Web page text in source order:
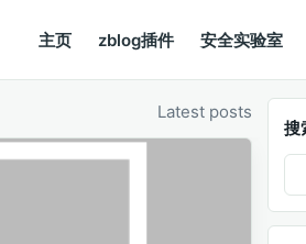
主页 zblog插件 安全实验室
Latest posts
搜